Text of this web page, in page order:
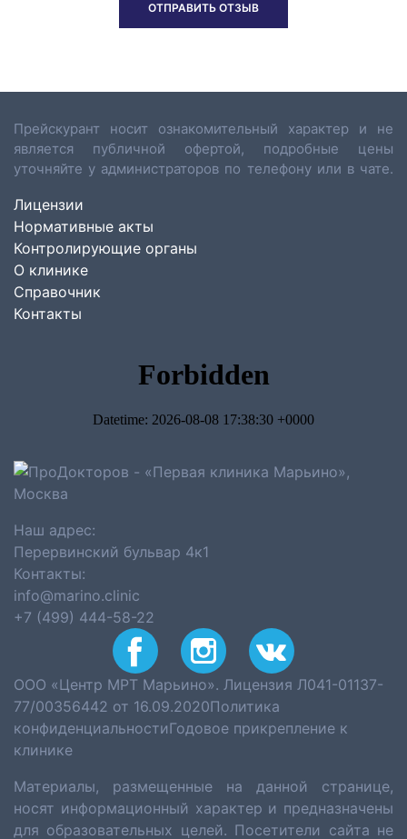
Прейскурант носит ознакомительный характер и не
является публичной офертой, подробные цены
уточняйте у администраторов по телефону или в чате.
Лицензии
Нормативные акты
Контролирующие органы
О клинике
Справочник
Контакты
Наш адрес:
Перервинский бульвар 4к1
Контакты:
info@marino.clinic
+7 (499) 444-58-22
ООО «Центр МРТ Марьино». Лицензия Л041-01137-
77/00356442 от 16.09.2020Политика
конфиденциальностиГодовое прикрепление к
клинике
Материалы, размещенные на данной странице,
носят информационный характер и предназначены
для образовательных целей. Посетители сайта не